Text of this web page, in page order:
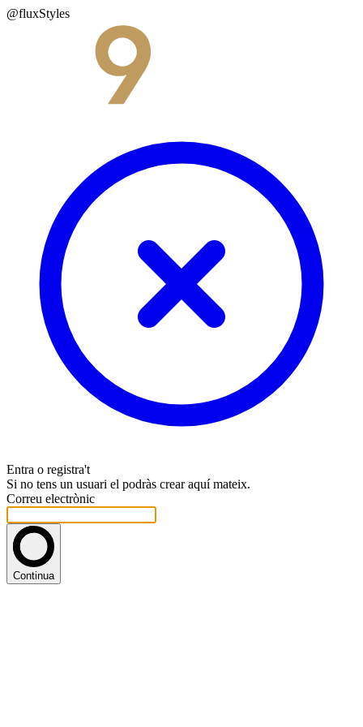
@fluxStyles
Entra o registra't
Si no tens un usuari el podràs crear aquí mateix.
Correu electrònic
Continua